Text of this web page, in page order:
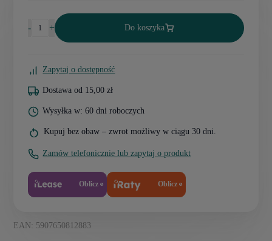
EAN: 5907650812883
- + Do koszyka
Zapytaj o dostępność
Dostawa od 15,00 zł
Wysyłka w: 60 dni roboczych
Kupuj bez obaw – zwrot możliwy w ciągu 30 dni.
Zamów telefonicznie lub zapytaj o produkt
Oblicz Oblicz